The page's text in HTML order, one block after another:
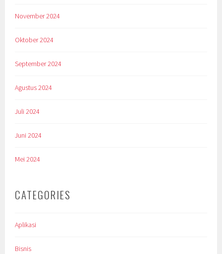
November 2024
Oktober 2024
September 2024
Agustus 2024
Juli 2024
Juni 2024
Mei 2024
CATEGORIES
Aplikasi
Bisnis